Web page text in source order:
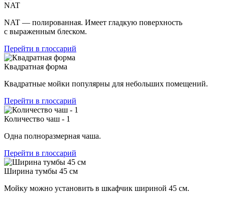
NAT
NAT — полированная. Имеет гладкую поверхность
с выраженным блеском.
Перейти в глоссарий
Квадратная форма
Квадратные мойки популярны для небольших помещений.
Перейти в глоссарий
Количество чаш - 1
Одна полноразмерная чаша.
Перейти в глоссарий
Ширина тумбы 45 см
Мойку можно установить в шкафчик шириной 45 см.